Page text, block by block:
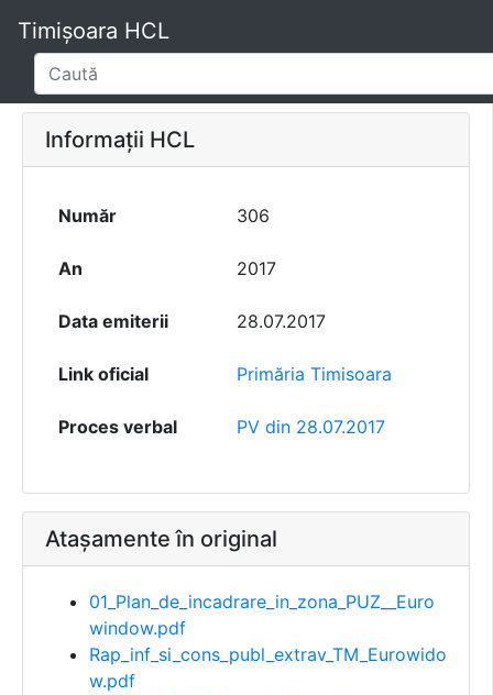
Timișoara HCL
Informații HCL
Număr 306
An 2017
Data emiterii 28.07.2017
Link oficial Primăria Timisoara
Proces verbal PV din 28.07.2017
Atașamente în original
01_Plan_de_incadrare_in_zona_PUZ__Euro
window.pdf
Rap_inf_si_cons_publ_extrav_TM_Eurowido
w.pdf